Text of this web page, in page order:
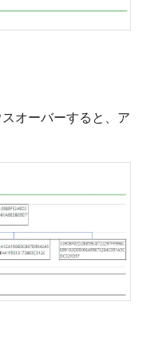
オーバーすると、ア